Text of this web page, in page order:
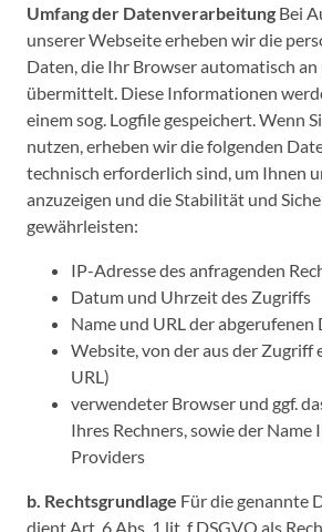
Umfang der Datenverarbeitung Bei
unserer Webseite erheben wir die
Daten, die Ihr Browser automatisch an
übermittelt. Diese Informationen
einem sog. Logfile gespeichert. Wenn
nutzen, erheben wir die folgenden
technisch erforderlich sind, um Ihnen
anzuzeigen und die Stabilität und
gewährleisten:
IP-Adresse des anfragenden
Datum und Uhrzeit des Zugriffs
Name und URL der abgerufenen
Website, von der aus der Zugriff
URL)
verwendeter Browser und ggf.
Ihres Rechners, sowie der Name
Providers
b. Rechtsgrundlage Für die genannte
dient Art. 6 Abs. 1 lit. f DSGVO als